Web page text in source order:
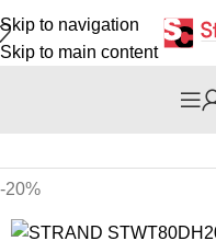
Skip to navigation
Skip to main content
-20%